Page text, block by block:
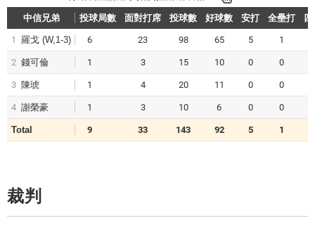
中信兄弟 投球局數 面對打席 投球數 好球數 安打 全壘打
1 羅戈 (W,1-3) 6 23 98 65 5 1
2 錢可倫 1 3 15 10 0 0
3 陳琥 1 4 20 11 0 0
4 謝榮豪 1 3 10 6 0 0
Total 9 33 143 92 5 1
裁判